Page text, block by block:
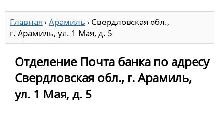
Главная ›Арамиль › Свердловская обл.,
г. Арамиль, ул. 1 Мая, д. 5
Отделение Почта банка по адресу
Свердловская обл., г. Арамиль,
ул. 1 Мая, д. 5